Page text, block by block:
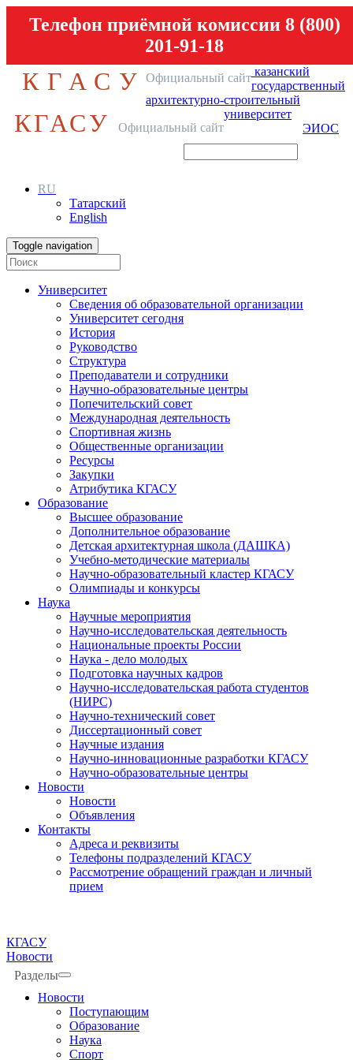
Телефон приёмной комиссии 8 (800)
201-91-18
КГАСУ Официальный сайт казанский
государственный
архитектурно-строительный
университет
КГАСУ Официальный сайт ЭИОС
RU
Татарский
English
Toggle navigation
Университет
Сведения об образовательной организации
Университет сегодня
История
Руководство
Структура
Преподаватели и сотрудники
Научно-образовательные центры
Попечительский совет
Международная деятельность
Спортивная жизнь
Общественные организации
Ресурсы
Закупки
Атрибутика КГАСУ
Образование
Высшее образование
Дополнительное образование
Детская архитектурная школа (ДАШКА)
Учебно-методические материалы
Научно-образовательный кластер КГАСУ
Олимпиады и конкурсы
Наука
Научные мероприятия
Научно-исследовательская деятельность
Национальные проекты России
Наука - дело молодых
Подготовка научных кадров
Научно-исследовательская работа студентов
(НИРС)
Научно-технический совет
Диссертационный совет
Научные издания
Научно-инновационные разработки КГАСУ
Научно-образовательные центры
Новости
Новости
Объявления
Контакты
Адреса и реквизиты
Телефоны подразделений КГАСУ
Рассмотрение обращений граждан и личный
прием
КГАСУ
Новости
Разделы
Новости
Поступающим
Образование
Наука
Спорт